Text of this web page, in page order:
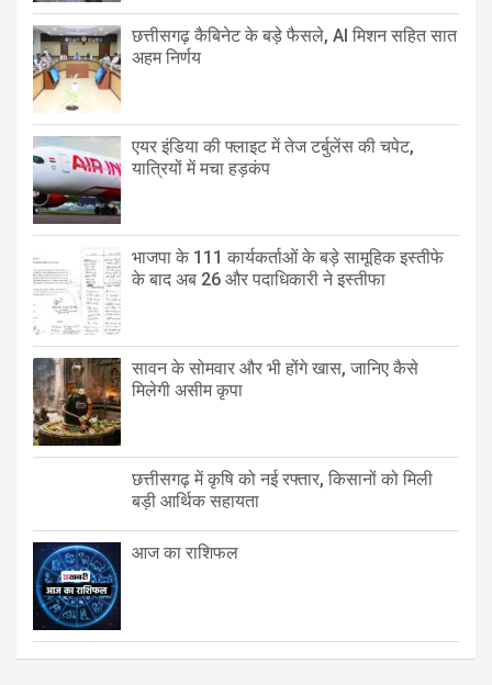
छत्तीसगढ़ कैबिनेट के बड़े फैसले, AI मिशन सहित सात
अहम निर्णय
एयर इंडिया की फ्लाइट में तेज टर्बुलेंस की चपेट,
यात्रियों में मचा हड़कंप
भाजपा के 111 कार्यकर्ताओं के बड़े सामूहिक इस्तीफे
के बाद अब 26 और पदाधिकारी ने इस्तीफा
सावन के सोमवार और भी होंगे खास, जानिए कैसे
मिलेगी असीम कृपा
छत्तीसगढ़ में कृषि को नई रफ्तार, किसानों को मिली
बड़ी आर्थिक सहायता
आज का राशिफल